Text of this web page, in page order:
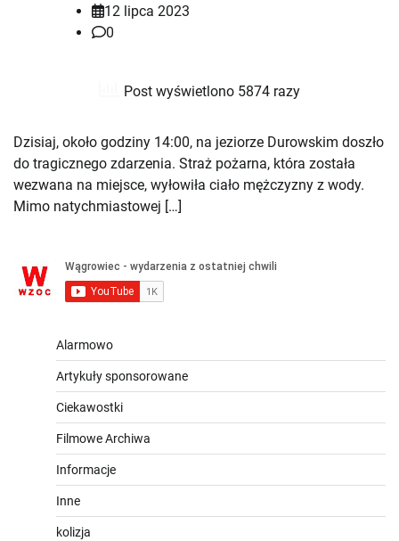
12 lipca 2023
0
Post wyświetlono 5874 razy
Dzisiaj, około godziny 14:00, na jeziorze Durowskim doszło
do tragicznego zdarzenia. Straż pożarna, która została
wezwana na miejsce, wyłowiła ciało mężczyzny z wody.
Mimo natychmiastowej […]
Alarmowo
Artykuły sponsorowane
Ciekawostki
Filmowe Archiwa
Informacje
Inne
kolizja